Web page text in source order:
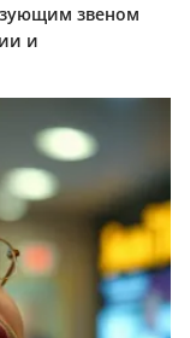
звеном
и